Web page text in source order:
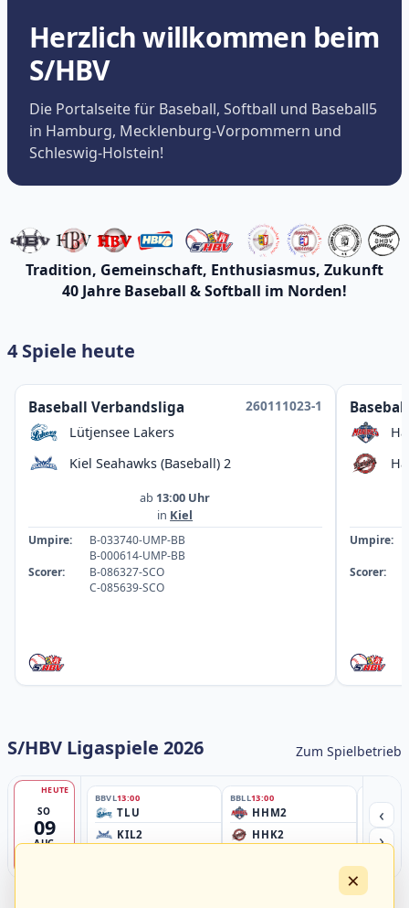
Herzlich willkommen beim
S/HBV
Die Portalseite für Baseball, Softball und Baseball5
in Hamburg, Mecklenburg-Vorpommern und
Schleswig-Holstein!
Tradition, Gemeinschaft, Enthusiasmus, Zukunft
40 Jahre Baseball & Softball im Norden!
4 Spiele heute
Baseball Verbandsliga
260111023-1
Lütjensee Lakers
Kiel Seahawks (Baseball) 2
ab 13:00 Uhr
in Kiel
Umpire:
B-033740-UMP-BB
B-000614-UMP-BB
Scorer:
B-086327-SCO
C-085639-SCO
Umpire:
Scorer:
S/HBV Ligaspiele 2026 Zum Spielbetrieb
SO
09
AUG
HEUTE
BBVL13:00
TLU
KIL2
BBLL13:00
HHM2
HHK2
Ballpark
‹
›
×